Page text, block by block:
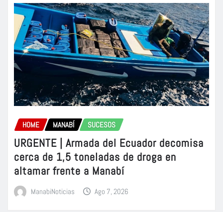
HOME MANABÍ SUCESOS
URGENTE | Armada del Ecuador decomisa
cerca de 1,5 toneladas de droga en
altamar frente a Manabí
ManabiNoticias Ago 7, 2026